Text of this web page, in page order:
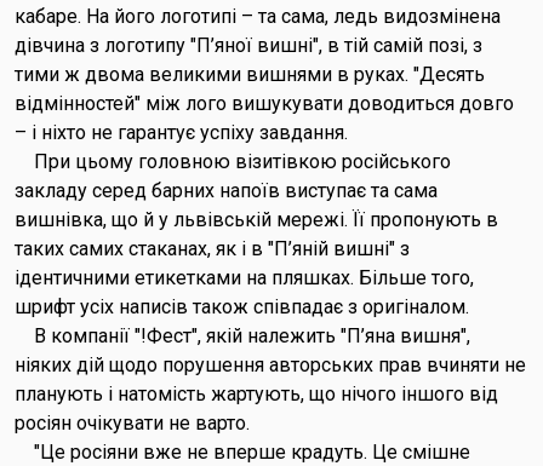
кабаре. На його логотипі – та сама, ледь видозмінена
дівчина з логотипу "П’яної вишні", в тій самій позі, з
тими ж двома великими вишнями в руках. "Десять
відмінностей" між лого вишукувати доводиться довго
– і ніхто не гарантує успіху завдання.
При цьому головною візитівкою російського
закладу серед барних напоїв виступає та сама
вишнівка, що й у львівській мережі. Її пропонують в
таких самих стаканах, як і в "П’яній вишні" з
ідентичними етикетками на пляшках. Більше того,
шрифт усіх написів також співпадає з оригіналом.
В компанії "!Фест", якій належить "П’яна вишня",
ніяких дій щодо порушення авторських прав вчиняти не
планують і натомість жартують, що нічого іншого від
росіян очікувати не варто.
"Це росіяни вже не вперше крадуть. Це смішне